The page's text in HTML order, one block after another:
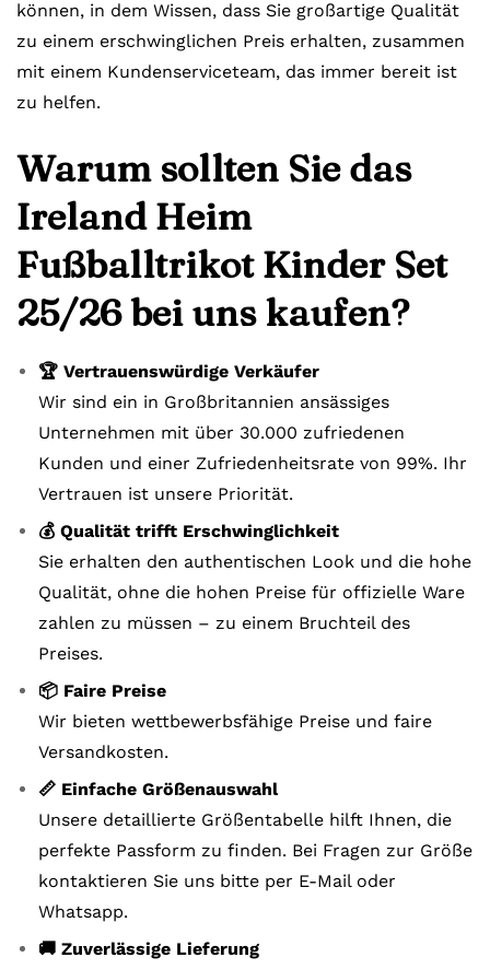
können, in dem Wissen, dass Sie großartige Qualität
zu einem erschwinglichen Preis erhalten, zusammen
mit einem Kundenserviceteam, das immer bereit ist
zu helfen.
Warum sollten Sie das
Ireland Heim
Fußballtrikot Kinder Set
25/26 bei uns kaufen?
🏆 Vertrauenswürdige Verkäufer
Wir sind ein in Großbritannien ansässiges
Unternehmen mit über 30.000 zufriedenen
Kunden und einer Zufriedenheitsrate von 99%. Ihr
Vertrauen ist unsere Priorität.
💰 Qualität trifft Erschwinglichkeit
Sie erhalten den authentischen Look und die hohe
Qualität, ohne die hohen Preise für offizielle Ware
zahlen zu müssen – zu einem Bruchteil des
Preises.
📦 Faire Preise
Wir bieten wettbewerbsfähige Preise und faire
Versandkosten.
📏 Einfache Größenauswahl
Unsere detaillierte Größentabelle hilft Ihnen, die
perfekte Passform zu finden. Bei Fragen zur Größe
kontaktieren Sie uns bitte per E-Mail oder
Whatsapp.
🚚 Zuverlässige Lieferung